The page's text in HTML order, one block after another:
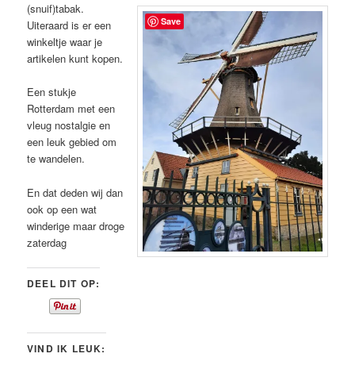
(snuif)tabak.
Uiteraard is er een
winkeltje waar je
artikelen kunt kopen.
Een stukje
Rotterdam met een
vleug nostalgie en
een leuk gebied om
te wandelen.
En dat deden wij dan
ook op een wat
winderige maar droge
zaterdag
DEEL DIT OP:
VIND IK LEUK:
Save